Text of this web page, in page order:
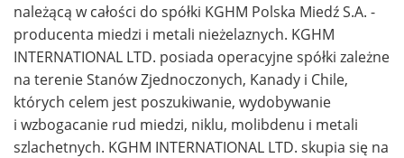
należącą w całości do spółki KGHM Polska Miedź S.A. -
producenta miedzi i metali nieżelaznych. KGHM
INTERNATIONAL LTD. posiada operacyjne spółki zależne
na terenie Stanów Zjednoczonych, Kanady i Chile,
których celem jest poszukiwanie, wydobywanie
i wzbogacanie rud miedzi, niklu, molibdenu i metali
szlachetnych. KGHM INTERNATIONAL LTD. skupia się na